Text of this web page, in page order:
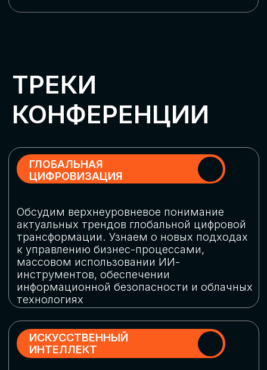
Выясним, как в наши дни уверенно
защищать свой бизнес от киберугроз
ЦИФРОВИЗАЦИЯ
МАРКЕТИНГА И ПРОДАЖ
Обменяемся опытом, какие ИИ-решения
в маркетинге и продажах наиболее
рекламными кампаниями показывают
наибольшую эффективность
РОБОТИЗАЦИЯ
Узнаем, в каких отраслях ИИ
«материализуется», какие роботы
решают сложные бизнес-задачи, а где
только обсуждают концепции
роботизации и потенциальные бюджеты
на тестирование образцов
Разберем кейсы в сфере цифровизации